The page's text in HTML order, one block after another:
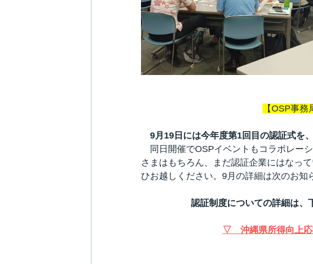
【OSP事務
9月19日には今年度第1回目の認証式を
同日開催でOSPイベントもコラボレー
さまはもちろん、まだ認証企業にはなっ
ひお越しください。9月の詳細は次のお知
認証制度についての詳細は、
▽　沖縄県所得向上